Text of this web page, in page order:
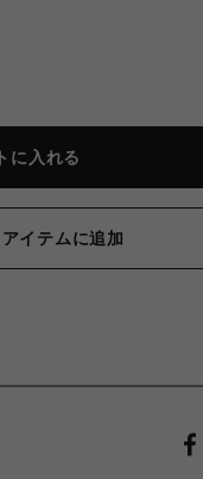
に入れる
イテムに追加